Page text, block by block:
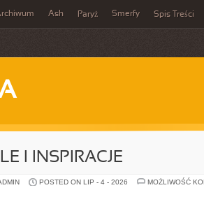
Ash Paryż Smerfy Spis Treści
I INSPIRACJE
POSTED ON LIP - 4 - 2026
MOŻLIWOŚĆ